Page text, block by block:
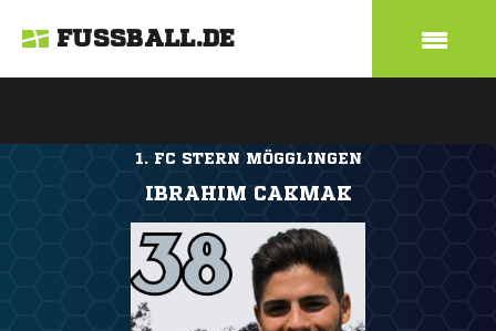
FUSSBALL.DE
1. FC STERN MÖGGLINGEN
IBRAHIM CAKMAK